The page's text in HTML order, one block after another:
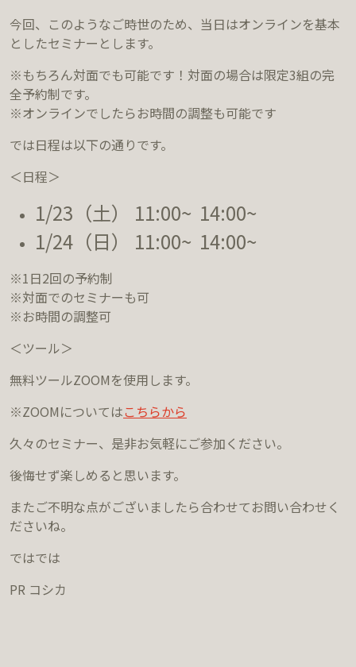
今回、このようなご時世のため、当日はオンラインを基本
としたセミナーとします。
※もちろん対面でも可能です！対面の場合は限定3組の完
全予約制です。
※オンラインでしたらお時間の調整も可能です
では日程は以下の通りです。
＜日程＞
1/23（土） 11:00~ 14:00~
1/24（日） 11:00~ 14:00~
※1日2回の予約制
※対面でのセミナーも可
※お時間の調整可
＜ツール＞
無料ツールZOOMを使用します。
※ZOOMについてはこちらから
久々のセミナー、是非お気軽にご参加ください。
後悔せず楽しめると思います。
またご不明な点がございましたら合わせてお問い合わせく
ださいね。
ではでは
PR コシカ